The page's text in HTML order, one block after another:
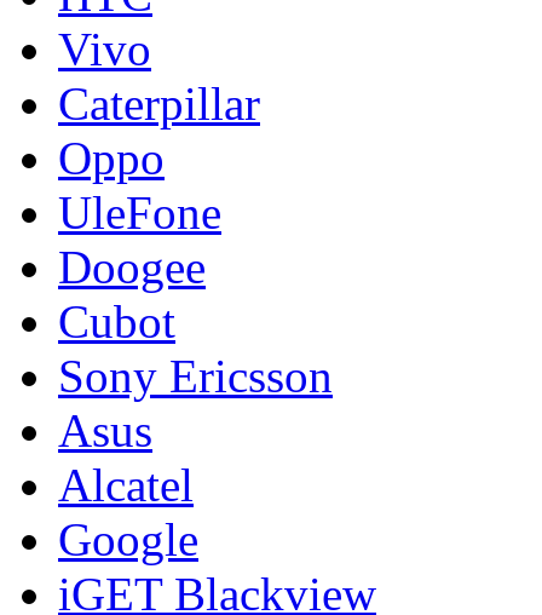
Vivo
Caterpillar
Oppo
UleFone
Doogee
Cubot
Sony Ericsson
Asus
Alcatel
Google
iGET Blackview